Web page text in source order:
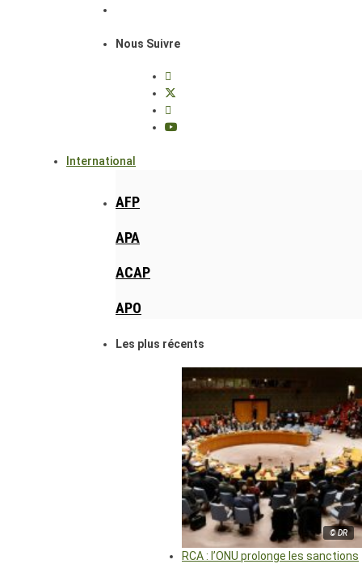
Nous Suivre
International
AFP
APA
ACAP
APO
Les plus récents
© DR
RCA : l’ONU prolonge les sanctions